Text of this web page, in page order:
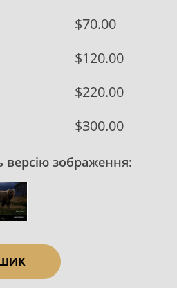
$70.00
$120.00
$220.00
$300.00
версію зображення: